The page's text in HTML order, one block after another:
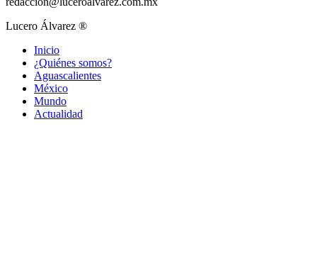
Lucero Álvarez ®
Inicio
¿Quiénes somos?
Aguascalientes
México
Mundo
Actualidad